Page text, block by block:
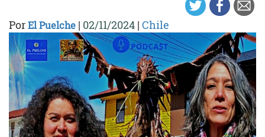
PorEl Puelche | 02/11/2024 | Chile